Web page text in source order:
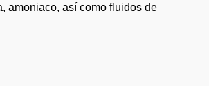
amoniaco, así como fluidos de